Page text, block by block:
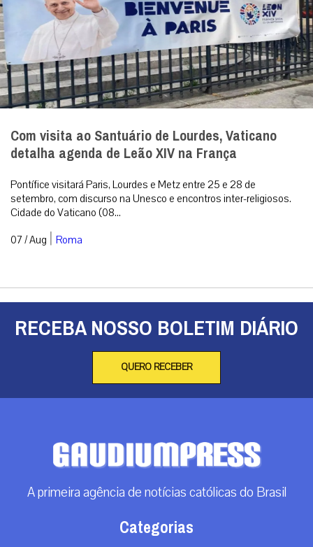
Com visita ao Santuário de Lourdes, Vaticano
detalha agenda de Leão XIV na França
Pontífice visitará Paris, Lourdes e Metz entre 25 e 28 de
setembro, com discurso na Unesco e encontros inter-religiosos.
Cidade do Vaticano (08...
07 / Aug | Roma
RECEBA NOSSO BOLETIM DIÁRIO
QUERO RECEBER
A primeira agência de notícias católicas do Brasil
Categorias